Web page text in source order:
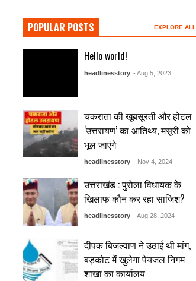
POPULAR POSTS EXPLORE ALL
Hello world!
headlinesstory - Aug 5, 2023
चकराता की खूबसूरती और होटल
‘उत्तरायण’ का आतिथ्य, मसूरी को
भूल जाएंगे
headlinesstory - Nov 4, 2024
उत्तराखंड : पुरोला विधायक के
खिलाफ कौन कर रहा साजिश?
headlinesstory - Aug 28, 2024
दीपक बिजल्वाण ने उठाई थी मांग,
बड़कोट में खुलेगा पेयजल निगम
शाखा का कार्यालय